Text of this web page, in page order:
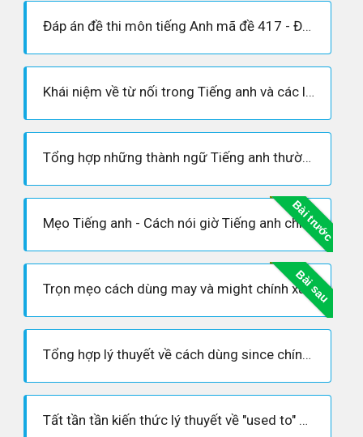
Đáp án đề thi môn tiếng Anh mã đề 417 - Đề thi THPT Quốc gia 2019
Khái niệm về từ nối trong Tiếng anh và các liên từ quan trọng cần nhớ
Tổng hợp những thành ngữ Tiếng anh thường gặp và cách học thành ngữ
Bài trước
Mẹo Tiếng anh - Cách nói giờ Tiếng anh chính xác nhất
Bài sau
Trọn mẹo cách dùng may và might chính xác nhất
Tổng hợp lý thuyết về cách dùng since chính xác nhất
Tất tần tần kiến thức lý thuyết về "used to" bạn cần phải biết